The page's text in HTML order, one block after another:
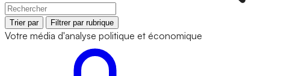
Trier par Filtrer par rubrique
Votre média d'analyse politique et économique